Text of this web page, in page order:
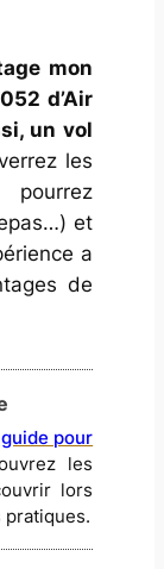
mon
d’Air
un vol
les
pourrez
et
a
de
pour
les
lors
pratiques.